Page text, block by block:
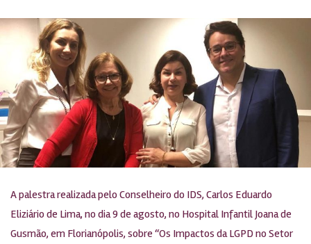
A palestra realizada pelo Conselheiro do IDS, Carlos Eduardo
Eliziário de Lima, no dia 9 de agosto, no Hospital Infantil Joana de
Gusmão, em Florianópolis, sobre “Os Impactos da LGPD no Setor